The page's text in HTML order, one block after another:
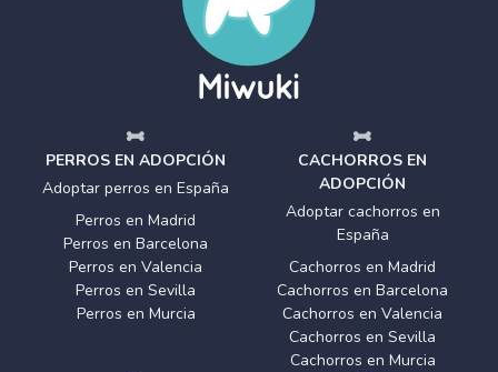
PERROS EN ADOPCIÓN
Adoptar perros en España
Perros en Madrid
Perros en Barcelona
Perros en Valencia
Perros en Sevilla
Perros en Murcia
CACHORROS EN
ADOPCIÓN
Adoptar cachorros en
España
Cachorros en Madrid
Cachorros en Barcelona
Cachorros en Valencia
Cachorros en Sevilla
Cachorros en Murcia